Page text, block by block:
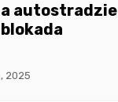
autostradzie
2025